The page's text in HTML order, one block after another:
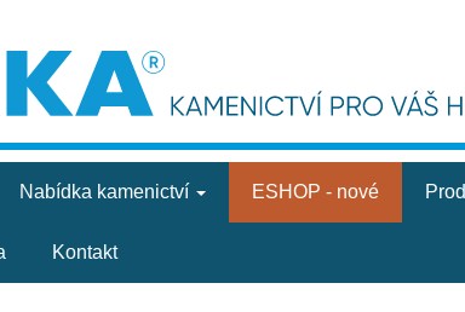
Nabídka kamenictví ESHOP - nové
Kontakt